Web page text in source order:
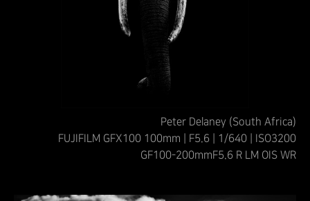
Peter Delaney (South Africa)
FUJIFILM GFX100 100mm | F5.6 | 1/640 | ISO3200
GF100-200mmF5.6 R LM OIS WR